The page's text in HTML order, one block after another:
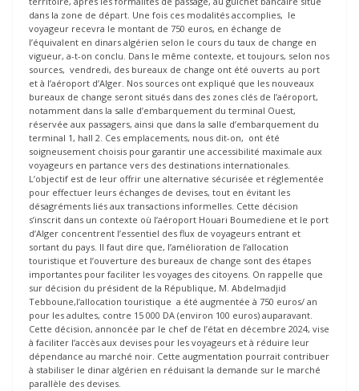
dans la zone de départ. Une fois ces modalités accomplies, le
voyageur recevra le montant de 750 euros, en échange de
l’équivalent en dinars algérien selon le cours du taux de change en
vigueur, a-t-on conclu. Dans le même contexte, et toujours, selon nos
sources, vendredi, des bureaux de change ont été ouverts au port
et à l’aéroport d’Alger. Nos sources ont expliqué que les nouveaux
bureaux de change seront situés dans des zones clés de l’aéroport,
notamment dans la salle d’embarquement du terminal Ouest,
réservée aux passagers, ainsi que dans la salle d’embarquement du
terminal 1, hall 2. Ces emplacements, nous dit-on, ont été
soigneusement choisis pour garantir une accessibilité maximale aux
voyageurs en partance vers des destinations internationales.
L’objectif est de leur offrir une alternative sécurisée et réglementée
pour effectuer leurs échanges de devises, tout en évitant les
désagréments liés aux transactions informelles. Cette décision
s’inscrit dans un contexte où l’aéroport Houari Boumediene et le port
d’Alger concentrent l’essentiel des flux de voyageurs entrant et
sortant du pays. Il faut dire que, l’amélioration de l’allocation
touristique et l’ouverture des bureaux de change sont des étapes
importantes pour faciliter les voyages des citoyens. On rappelle que
sur décision du président de la République, M. Abdelmadjid
Tebboune,l’allocation touristique a été augmentée à 750 euros/ an
pour les adultes, contre 15 000 DA (environ 100 euros) auparavant.
Cette décision, annoncée par le chef de l’état en décembre 2024, vise
à faciliter l’accès aux devises pour les voyageurs et à réduire leur
dépendance au marché noir. Cette augmentation pourrait contribuer
à stabiliser le dinar algérien en réduisant la demande sur le marché
parallèle des devises.